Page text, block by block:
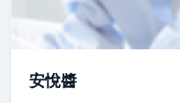
安悅醬